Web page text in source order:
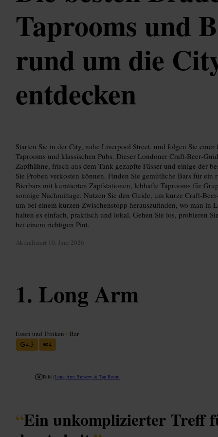
Taprooms und
rund um die
entdecken
Starten Sie in der City, nahe Liverpool Street, und folgen Sie
Taprooms und klassischen Pubs. Dieser Londoner
Zapfhähne, frisch aus dem Tank gezapfte Fässer und einige der
Sie Proben verkosten können. Finden Sie gemütliche Bars für
Bierbars mit kuratierten Zapfstationen, lebhafte Taprooms für
sonnige Nachmittage. Nutzen Sie den Guide, um kurze
um bei einem kurzen Zwischenstopp herauszufinden, wo man in
halten es einfach, praktisch und lokal. Gehen Sie los, probieren
bei einem richtigen Pint.
Aktualisiert 10. Juni 2026
Long Arm
Essen und Trinken • Bar
4,3
4
Bild /Long Arm Brewery & Tap Room
“Ein unkomplizierter Treff